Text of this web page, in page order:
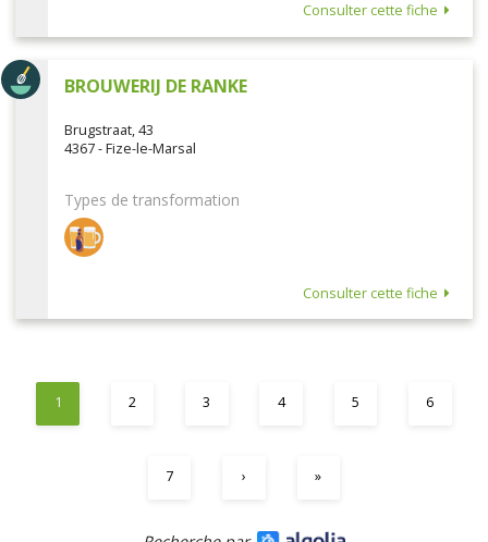
Consulter cette fiche
BROUWERIJ DE RANKE
Brugstraat, 43
4367 - Fize-le-Marsal
Types de transformation
Consulter cette fiche
1 2 3 4 5 6
7 › »